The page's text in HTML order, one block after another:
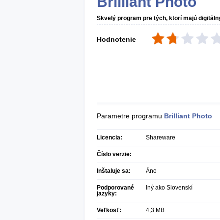
Skvelý program pre tých, ktorí majú
Hodnotenie
Parametre programu Brilliant Photo
Licencia: Shareware
Číslo verzie:
Inštaluje sa: Áno
Podporované
jazyky:
Iný ako Slovenskí
Veľkosť: 4,3 MB